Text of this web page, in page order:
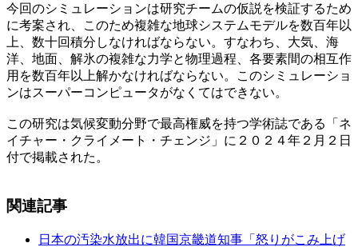
今回のシミュレーションは研究チームの仮説を検証するため
に考案され、このため複雑な地球システムモデルを数百年以
上、数十回積分しなければならない。すなわち、大気、海
洋、地面、解氷の複雑な力学と物理過程、各要素間の相互作
用を数百年以上解かなければならない。このシミュレーショ
ンはスーパーコンピュータがなくてはできない。
この研究は気候変動分野で最高権威を持つ学術誌である「ネ
イチャー・クライメート・チェンジ」に２０２４年２月２日
付で掲載された。
関連記事
日本の汚染水放出に韓国京畿道知事「怒りがこみ上げ